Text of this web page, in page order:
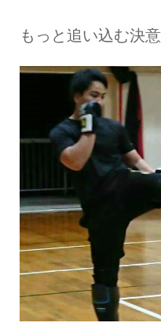
もっと追い込む決意